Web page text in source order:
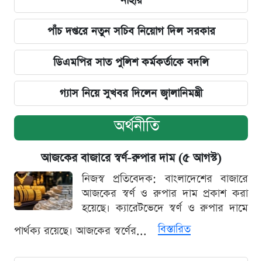
পাঁচ দপ্তরে নতুন সচিব নিয়োগ দিল সরকার
ডিএমপির সাত পুলিশ কর্মকর্তাকে বদলি
গ্যাস নিয়ে সুখবর দিলেন জ্বালানিমন্ত্রী
অর্থনীতি
আজকের বাজারে স্বর্ণ-রুপার দাম (৫ আগস্ট)
নিজস্ব প্রতিবেদক: বাংলাদেশের বাজারে
আজকের স্বর্ণ ও রুপার দাম প্রকাশ করা
হয়েছে। ক্যারেটভেদে স্বর্ণ ও রুপার দামে
পার্থক্য রয়েছে। আজকের স্বর্ণের...
বিস্তারিত